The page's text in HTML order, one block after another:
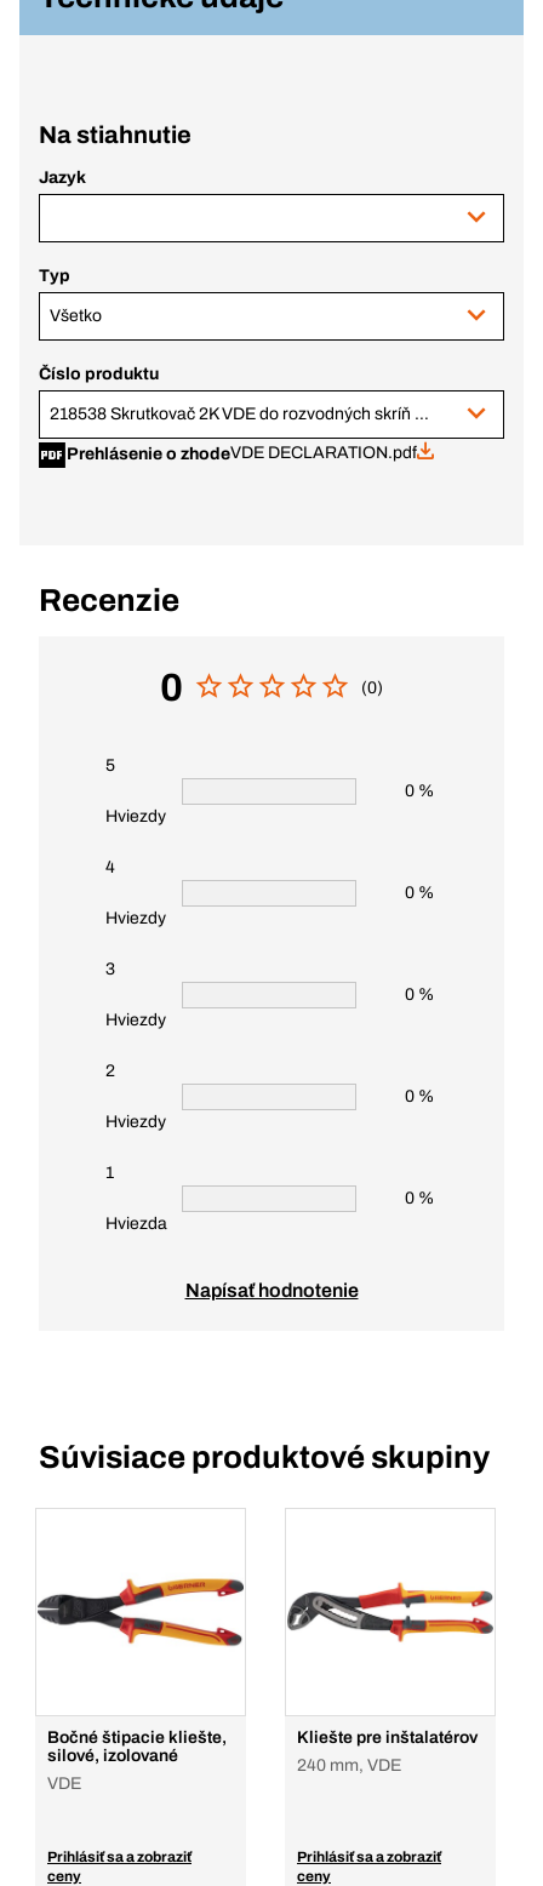
Na stiahnutie
Jazyk
Typ
Všetko
Číslo produktu
218538 Skrutkovač 2K VDE do rozvodných skríň PZ 2 x 100
Prehlásenie o zhodeVDE DECLARATION.pdf
Recenzie
0 (0)
5
Hviezdy
0 %
4
Hviezdy
0 %
3
Hviezdy
0 %
2
Hviezdy
0 %
1
Hviezda
0 %
Napísať hodnotenie
Súvisiace produktové skupiny
Bočné štipacie kliešte,
silové, izolované
VDE
Prihlásiť sa a zobraziť
ceny
Kliešte pre inštalatérov
240 mm, VDE
Prihlásiť sa a zobraziť
ceny